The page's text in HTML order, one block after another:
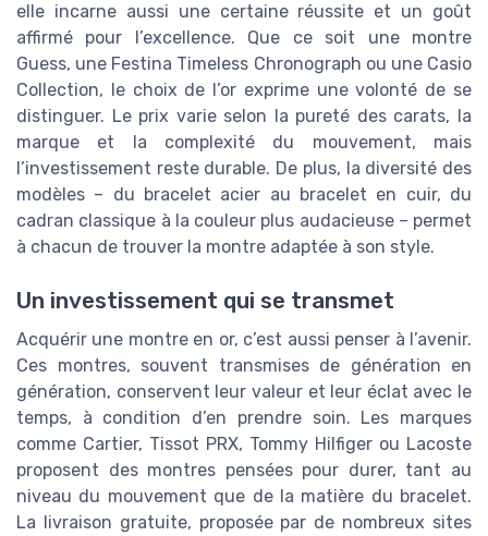
elle incarne aussi une certaine réussite et un goût
affirmé pour l’excellence. Que ce soit une montre
Guess, une Festina Timeless Chronograph ou une Casio
Collection, le choix de l’or exprime une volonté de se
distinguer. Le prix varie selon la pureté des carats, la
marque et la complexité du mouvement, mais
l’investissement reste durable. De plus, la diversité des
modèles – du bracelet acier au bracelet en cuir, du
cadran classique à la couleur plus audacieuse – permet
à chacun de trouver la montre adaptée à son style.
Un investissement qui se transmet
Acquérir une montre en or, c’est aussi penser à l’avenir.
Ces montres, souvent transmises de génération en
génération, conservent leur valeur et leur éclat avec le
temps, à condition d’en prendre soin. Les marques
comme Cartier, Tissot PRX, Tommy Hilfiger ou Lacoste
proposent des montres pensées pour durer, tant au
niveau du mouvement que de la matière du bracelet.
La livraison gratuite, proposée par de nombreux sites